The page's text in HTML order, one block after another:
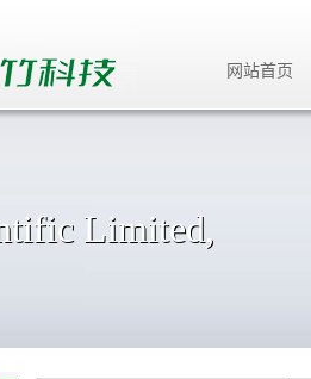
网站首页
Limited,